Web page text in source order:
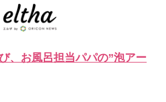
、お風呂担当パパの”泡アー